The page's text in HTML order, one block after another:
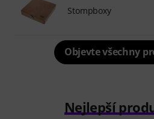
Stompboxy
Objevte všechny
Nejlepší